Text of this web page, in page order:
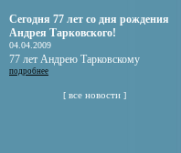
Сегодня 77 лет со дня рождения
Андрея Тарковского!
04.04.2009
77 лет Андрею Тарковскому
подробнее
[ все новости ]